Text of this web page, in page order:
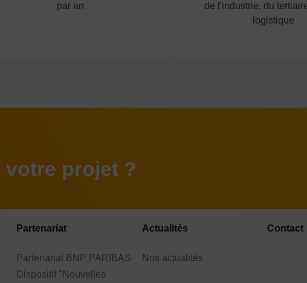
par an
de l'industrie, du
logistique
votre projet ?
Partenariat
Partenariat BNP PARIBAS
Dispositif "Nouvelles
Actualités
Nos actualités
Contact